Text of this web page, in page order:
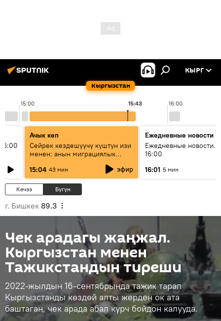
Кыргызстан
КЫРГ
15:00 16:00
15:43
Ачык кеп
Сейрек кездешүүчү куштун изи
менен: анын миграциялык
жолу эмнеден кабар берет?
15:04 43 мин эфир
Ежедневные новости
Ежедневные новости.
16:00
16:01 5 мин
Кечээ Бүгүн
г. Бишкек 89.3
Чек арадагы жаңжал.
Кыргызстан менен
Тажикстандын тиреши
2022-жылдын 16-сентябрында тажик тарап
Кыргызстанды көздөй алты жерден ок ата
баштаган, чек арада абал курч бойдон калууда.